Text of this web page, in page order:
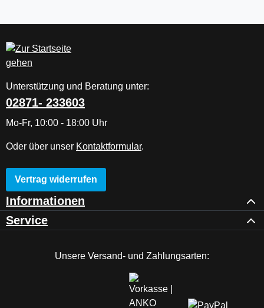
Unterstützung und Beratung unter:
02871- 233603
Mo-Fr, 10:00 - 18:00 Uhr
Oder über unser Kontaktformular.
Vertrag widerrufen
Informationen
Service
Unsere Versand- und Zahlungsarten: